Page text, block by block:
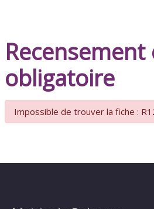
obligatoire
Impossible de trouver la fiche :